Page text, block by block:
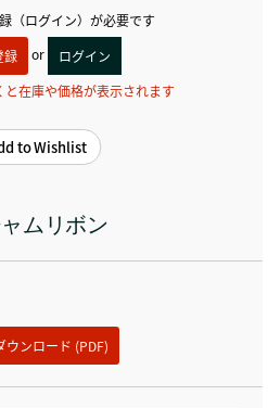
（ログイン）が必要です
録
or
ログイン
と在庫や価格が表示されます
ムリボン
ウンロード (PDF)
to Wishlist